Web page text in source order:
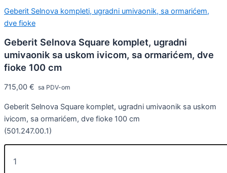
Geberit Selnova kompleti, ugradni umivaonik, sa ormarićem,
dve fioke
Geberit Selnova Square komplet, ugradni
umivaonik sa uskom ivicom, sa ormarićem, dve
fioke 100 cm
715,00 € sa PDV-om
Geberit Selnova Square komplet, ugradni umivaonik sa uskom
ivicom, sa ormarićem, dve fioke 100 cm
(501.247.00.1)